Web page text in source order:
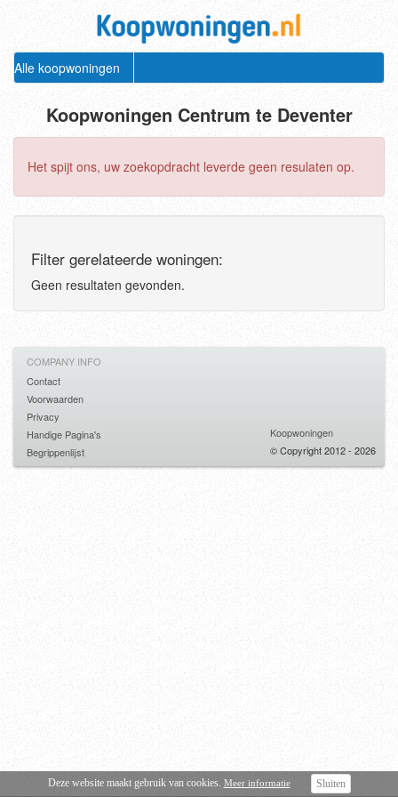
Alle koopwoningen
Koopwoningen Centrum te Deventer
Het spijt ons, uw zoekopdracht leverde geen resulaten op.
Filter gerelateerde woningen:
Geen resultaten gevonden.
Deze website maakt gebruik van cookies. Meer informatie Sluiten
COMPANY INFO
Contact
Voorwaarden
Privacy
Handige Pagina's
Begrippenlijst
Koopwoningen
© Copyright 2012 - 2026